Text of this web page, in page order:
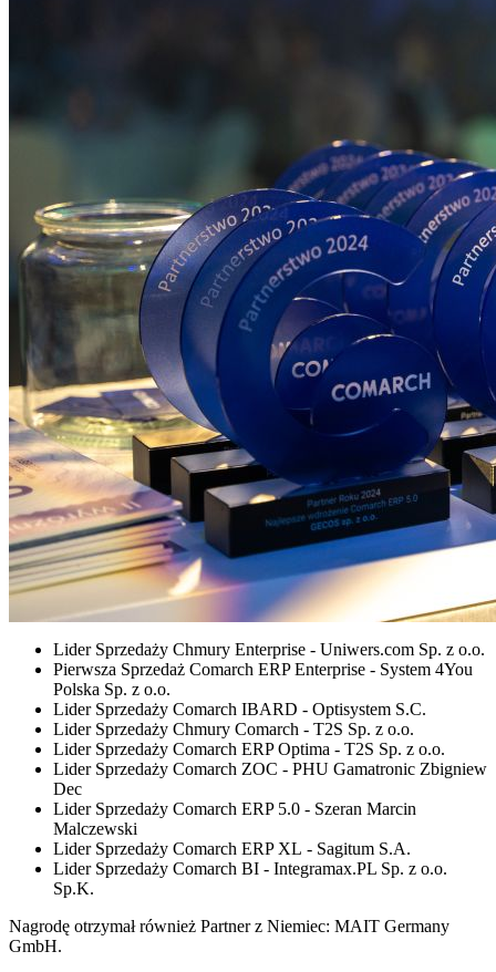
Lider Sprzedaży Chmury Enterprise - Uniwers.com Sp. z o.o.
Pierwsza Sprzedaż Comarch ERP Enterprise - System 4You
Polska Sp. z o.o.
Lider Sprzedaży Comarch IBARD - Optisystem S.C.
Lider Sprzedaży Chmury Comarch - T2S Sp. z o.o.
Lider Sprzedaży Comarch ERP Optima - T2S Sp. z o.o.
Lider Sprzedaży Comarch ZOC - PHU Gamatronic Zbigniew
Dec
Lider Sprzedaży Comarch ERP 5.0 - Szeran Marcin
Malczewski
Lider Sprzedaży Comarch ERP XL - Sagitum S.A.
Lider Sprzedaży Comarch BI - Integramax.PL Sp. z o.o.
Sp.K.
Nagrodę otrzymał również Partner z Niemiec: MAIT Germany
GmbH.